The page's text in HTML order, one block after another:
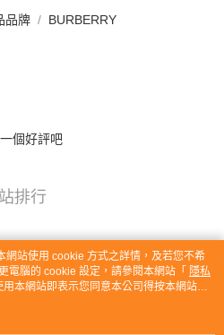
品牌 BURBERRY
個好評吧
排行
網站使用 cookie 方式之詳情，及若您不希
電腦的 cookie 設定，請參閱本網站「 隱私
本網站即表示您同意本公司得按本網站使